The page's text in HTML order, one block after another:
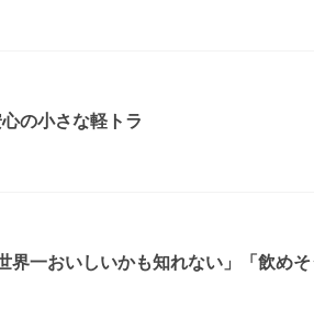
の小さな軽トラ
一おいしいかも知れない」「飲めそ